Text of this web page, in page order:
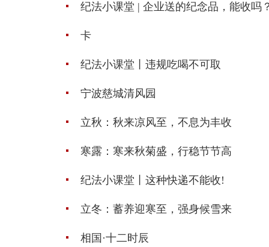
纪法小课堂 | 企业送的纪念品，能收吗
卡
纪法小课堂丨违规吃喝不可取
宁波慈城清风园
立秋：秋来凉风至，不息为丰收
寒露：寒来秋菊盛，行稳节节高
纪法小课堂丨这种快递不能收!
立冬：蓄养迎寒至，强身候雪来
相国·十二时辰